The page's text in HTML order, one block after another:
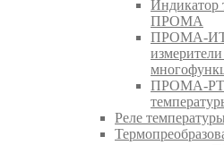
Индикатор
ПРОМА
ПРОМА-
ПРОМА-
Реле